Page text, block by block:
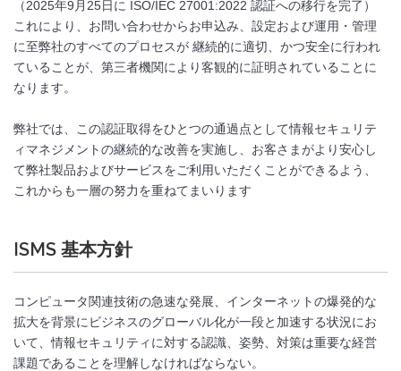
（2025年9月25日に ISO/IEC 27001:2022 認証への移行を完了）
これにより、お問い合わせからお申込み、設定および運用・管理
に至弊社のすべてのプロセスが 継続的に適切、かつ安全に行われ
ていることが、第三者機関により客観的に証明されていることに
なります。
弊社では、この認証取得をひとつの通過点として情報セキュリテ
ィマネジメントの継続的な改善を実施し、お客さまがより安心し
て弊社製品およびサービスをご利用いただくことができるよう、
これからも一層の努力を重ねてまいります
ISMS 基本方針
コンピュータ関連技術の急速な発展、インターネットの爆発的な
拡大を背景にビジネスのグローバル化が一段と加速する状況にお
いて、情報セキュリティに対する認識、姿勢、対策は重要な経営
課題であることを理解しなければならない。